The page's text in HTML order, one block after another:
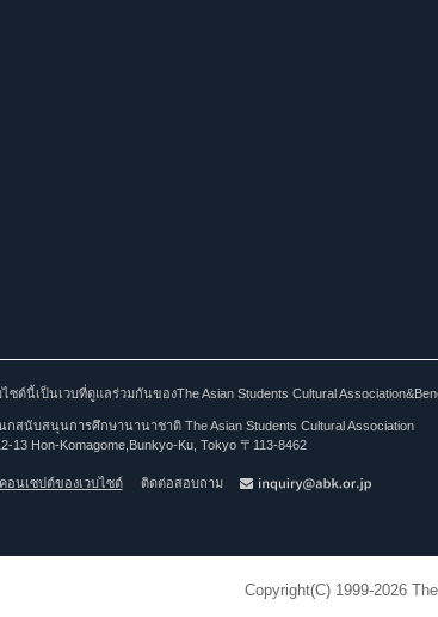
ไซต์นี้เป็นเวบที่ดูแลร่วมกันของThe Asian Students Cultural
กสนับสนุนการศึกษานานาชาติ The Asian Students Cultural Association
13 Hon-Komagome,Bunkyo-Ku, Tokyo 〒113-8462
คอนเซปต์ของเวบไซต์ ติดต่อสอบถาม
Copyright(C) 1999-2026